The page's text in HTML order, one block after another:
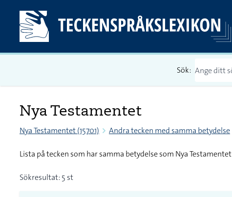
Sök:
Nya Testamentet
Nya Testamentet (15701) Andra tecken med samma betydelse
Lista på tecken som har samma betydelse som Nya Testamentet
Sökresultat: 5 st